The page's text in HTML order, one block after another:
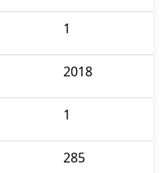
1
2018
1
285